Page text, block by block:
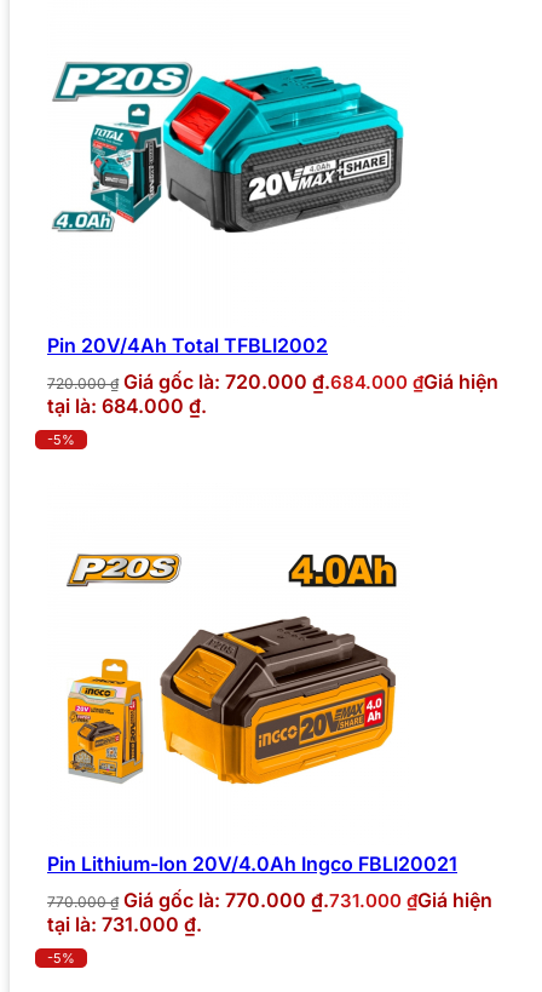
Pin 20V/4Ah Total TFBLI2002
720.000₫ Giá gốc là: 720.000 ₫.684.000 ₫Giá hiện
tại là: 684.000 ₫.
-5%
Pin Lithium-Ion 20V/4.0Ah Ingco FBLI20021
770.000₫ Giá gốc là: 770.000 ₫.731.000 ₫Giá hiện
tại là: 731.000 ₫.
-5%